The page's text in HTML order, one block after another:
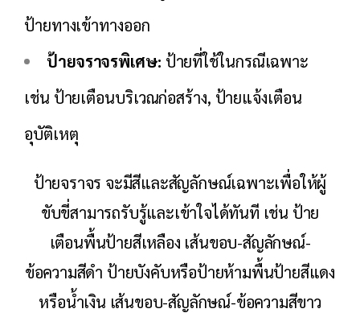
ป้ายทางเข้าทางออก
ป้ายจราจรพิเศษ: ป้ายที่ใช้ในกรณีเฉพาะ
เช่น ป้ายเตือนบริเวณก่อสร้าง, ป้ายแจ้งเตือน
อุบัติเหตุ
ป้ายจราจร จะมีสีและสัญลักษณ์เฉพาะเพื่อให้ผู้
ขับขี่สามารถรับรู้และเข้าใจได้ทันที เช่น ป้าย
เตือนพื้นป้ายสีเหลือง เส้นขอบ-สัญลักษณ์-
ข้อความสีดำ ป้ายบังคับหรือป้ายห้ามพื้นป้ายสีแดง
หรือน้ำเงิน เส้นขอบ-สัญลักษณ์-ข้อความสีขาว